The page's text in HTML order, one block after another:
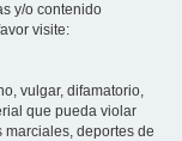
y/o contenido
visite:
vulgar, difamatorio,
que pueda violar
marciales, deportes de